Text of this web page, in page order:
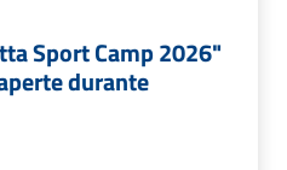
Sport Camp 2026"
durante